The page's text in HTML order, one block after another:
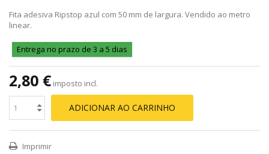
Fita adesiva Ripstop azul com 50 mm de largura. Vendido ao metro
linear.
Entrega no prazo de 3 a 5 dias
2,80 € imposto incl.
ADICIONAR AO CARRINHO
Imprimir